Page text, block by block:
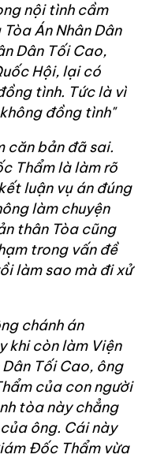
nội tình cầm
Án Nhân Dân
Dân Tối Cao,
Hội, lại có
tình. Tức là vì
đồng tình"
căn bản đã sai.
Thẩm là làm rõ
luận vụ án đúng
làm chuyện
thân Tòa cũng
trong vấn đề
làm sao mà đi xử
chánh án
khi còn làm Viện
Tối Cao, ông
của con người
tòa này chẳng
ông. Cái này
Đốc Thẩm vừa